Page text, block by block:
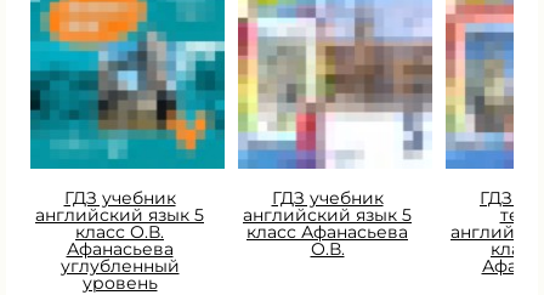
ГДЗ учебник
английский язык 5
класс О.В.
Афанасьева
углубленный
уровень
ГДЗ учебник
английский язык 5
класс Афанасьева
О.В.
ГДЗ